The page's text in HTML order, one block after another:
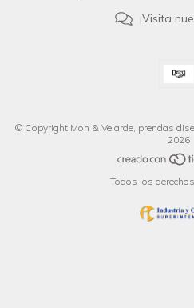
¡Visita
© Copyright Mon & Velarde, prendas
2026
Todos los